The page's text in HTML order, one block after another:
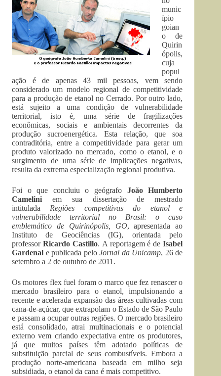
munic
ípio
goian
o de
Quirin
ópolis,
cuja
popul
ação é de apenas 43 mil pessoas, vem sendo
considerado um modelo regional de competitividade
para a produção de etanol no Cerrado. Por outro lado,
está sujeito a uma condição de vulnerabilidade
territorial, isto é, uma série de fragilizações
econômicas, sociais e ambientais decorrentes da
produção sucroenergética. Esta relação, que soa
contraditória, entre a competitividade para gerar um
produto valorizado no mercado, como o etanol, e o
surgimento de uma série de implicações negativas,
resulta da extrema especialização regional produtiva.
Foi o que concluiu o geógrafo João Humberto
Camelini em sua dissertação de mestrado
intitulada Regiões competitivas do etanol e
vulnerabilidade territorial no Brasil: o caso
emblemático de Quirinópolis, GO, apresentada ao
Instituto de Geociências (IG), orientada pelo
professor Ricardo Castillo. A reportagem é deIsabel
Gardenal e publicada peloJornal da Unicamp, 26 de
setembro a 2 de outubro de 2011.
Os motores flex fuel foram o marco que fez renascer o
mercado brasileiro para o etanol, impulsionando a
recente e acelerada expansão das áreas cultivadas com
cana-de-açúcar, que extrapolam o Estado de São Paulo
e passam a ocupar outras regiões. O mercado brasileiro
está consolidado, atrai multinacionais e o potencial
externo vem criando expectativa entre os produtores,
já que muitos países têm adotado políticas de
substituição parcial de seus combustíveis. Embora a
produção norte-americana baseada em milho seja
subsidiada, o etanol da cana é mais competitivo.